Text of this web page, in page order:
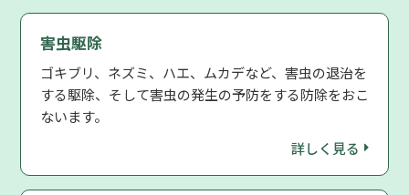
害虫駆除
ゴキブリ、ネズミ、ハエ、ムカデなど、害虫の退治を
する駆除、そして害虫の発生の予防をする防除をおこ
ないます。
詳しく見る